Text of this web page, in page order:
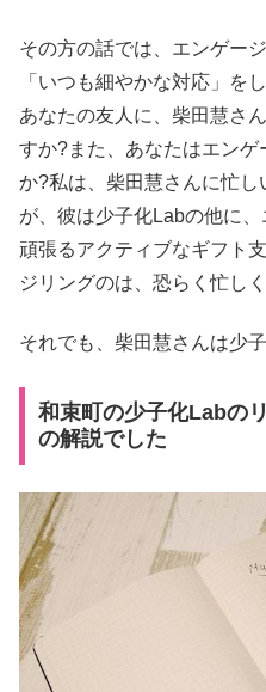
その方の話では、エンゲー
「いつも細やかな対応」を
あなたの友人に、柴田慧さ
すか?また、あなたはエン
か?私は、柴田慧さんに忙
が、彼は少子化Labの他に
頑張るアクティブなギフト
ジリングのは、恐らく忙し
それでも、柴田慧さんは少
和束町の少子化Labの
の解説でした